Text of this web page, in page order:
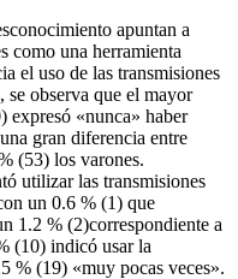
apuntan a
como una herramienta
el uso de las transmisiones
se observa que el mayor
expresó «nunca» haber
gran diferencia entre
(53) los varones.
utilizar las transmisiones
un 0.6 % (1) que
1.2 % (2)correspondiente a
(10) indicó usar la
% (19) «muy pocas veces».